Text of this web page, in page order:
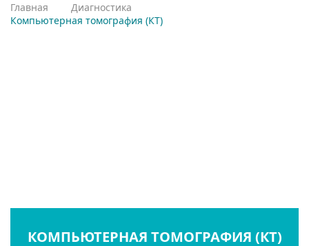
Главная
Диагностика
Компьютерная томография (КТ)
КОМПЬЮТЕРНАЯ ТОМОГРАФИЯ (КТ)